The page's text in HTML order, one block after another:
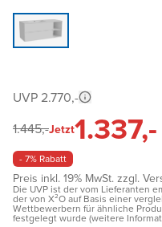
UVP 2.770,-
1.445,-Jetzt1.337,-
- 7% Rabatt
Preis inkl. 19% MwSt. zzgl.
Die UVP ist der vom Lieferanten
der von X²O auf Basis einer
Wettbewerbern für ähnliche
festgelegt wurde (weitere